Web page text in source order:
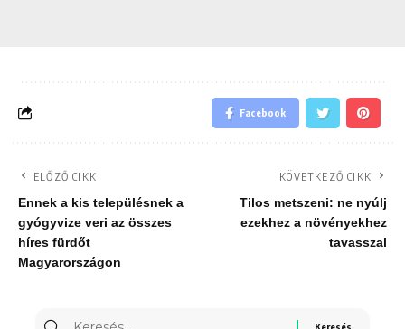
Facebook
ELŐZŐ CIKK
Ennek a kis településnek a
gyógyvize veri az összes
híres fürdőt
Magyarországon
KÖVETKEZŐ CIKK
Tilos metszeni: ne nyúlj
ezekhez a növényekhez
tavasszal
Keresés